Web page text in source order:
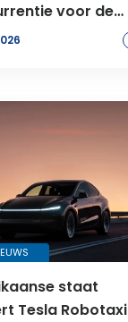
voor de
staat
Tesla Robotaxi